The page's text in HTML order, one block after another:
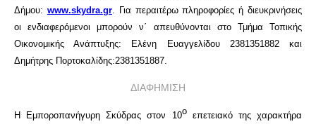
Δήμου: www.skydra.gr. Για περαιτέρω πληροφορίες ή διευκρινήσεις
οι ενδιαφερόμενοι μπορούν ν΄ απευθύνονται στο Τμήμα Τοπικής
Οικονομικής Ανάπτυξης: Ελένη Ευαγγελίδου 2381351882 και
Δημήτρης Πορτοκαλίδης:2381351887.
ΔΙΑΦΗΜΙΣΗ
Η Εμποροπανήγυρη Σκύδρας στον 10οεπετειακό της χαρακτήρα